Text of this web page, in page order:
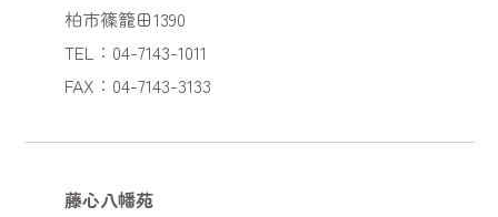
柏市篠籠田1390
TEL：04-7143-1011
FAX：04-7143-3133
藤心八幡苑